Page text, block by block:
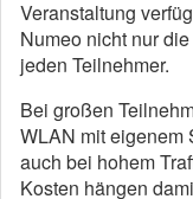
Veranstaltung
Numeo nicht nur
jeden Teilnehmer.
Bei großen
WLAN mit eigenem
auch bei hohem
Kosten hängen